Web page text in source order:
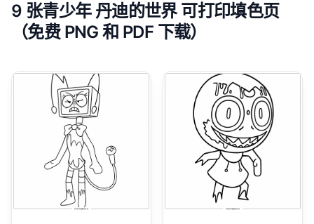
9 张青少年 丹迪的世界 可打印填色页
（免费 PNG 和 PDF 下载）